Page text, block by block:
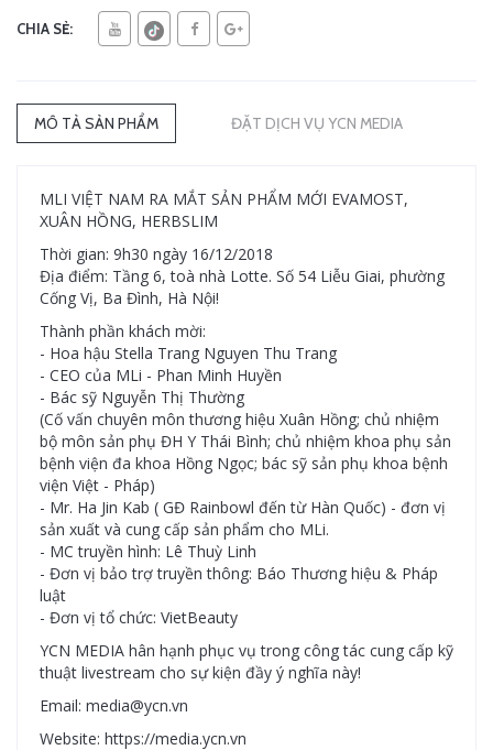
CHIA SẺ:
MÔ TẢ SẢN PHẨM ĐẶT DỊCH VỤ YCN MEDIA
MLI VIỆT NAM RA MẮT SẢN PHẨM MỚI EVAMOST,
XUÂN HỒNG, HERBSLIM
Thời gian: 9h30 ngày 16/12/2018
Địa điểm: Tầng 6, toà nhà Lotte. Số 54 Liễu Giai, phường
Cống Vị, Ba Đình, Hà Nội!
Thành phần khách mời:
- Hoa hậu Stella Trang Nguyen Thu Trang
- CEO của MLi - Phan Minh Huyền
- Bác sỹ Nguyễn Thị Thường
(Cố vấn chuyên môn thương hiệu Xuân Hồng; chủ nhiệm
bộ môn sản phụ ĐH Y Thái Bình; chủ nhiệm khoa phụ sản
bệnh viện đa khoa Hồng Ngọc; bác sỹ sản phụ khoa bệnh
viện Việt - Pháp)
- Mr. Ha Jin Kab ( GĐ Rainbowl đến từ Hàn Quốc) - đơn vị
sản xuất và cung cấp sản phẩm cho MLi.
- MC truyền hình: Lê Thuỳ Linh
- Đơn vị bảo trợ truyền thông: Báo Thương hiệu & Pháp
luật
- Đơn vị tổ chức: VietBeauty
YCN MEDIA hân hạnh phục vụ trong công tác cung cấp kỹ
thuật livestream cho sự kiện đầy ý nghĩa này!
Email: media@ycn.vn
Website: https://media.ycn.vn